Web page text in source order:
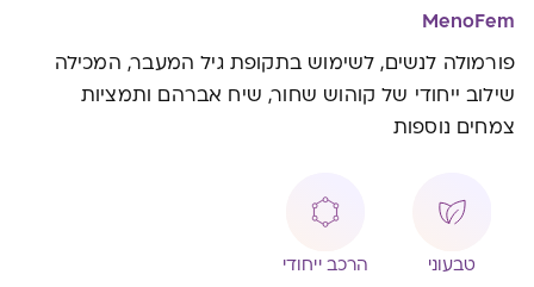
MenoFem
פורמולה לנשים, לשימוש בתקופת גיל המעבר, המכילה
שילוב ייחודי של קוהוש שחור, שיח אברהם ותמציות
צמחים נוספות
טבעוני הרכב ייחודי